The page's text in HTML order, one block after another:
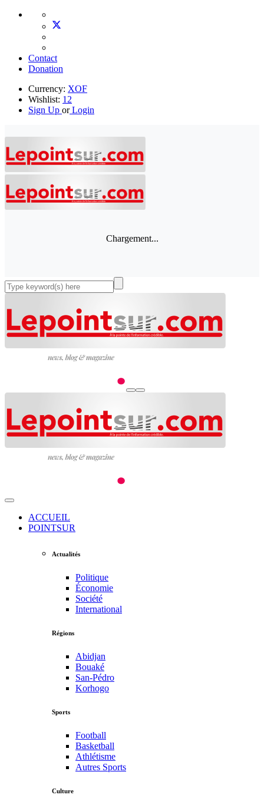
Contact
Donation
Currency: XOF
Wishlist: 12
Sign Up orLogin
Chargement...
ACCUEIL
POINTSUR
Actualités
Politique
Économie
Société
International
Régions
Abidjan
Bouaké
San-Pédro
Korhogo
Sports
Football
Basketball
Athlétisme
Autres Sports
Culture